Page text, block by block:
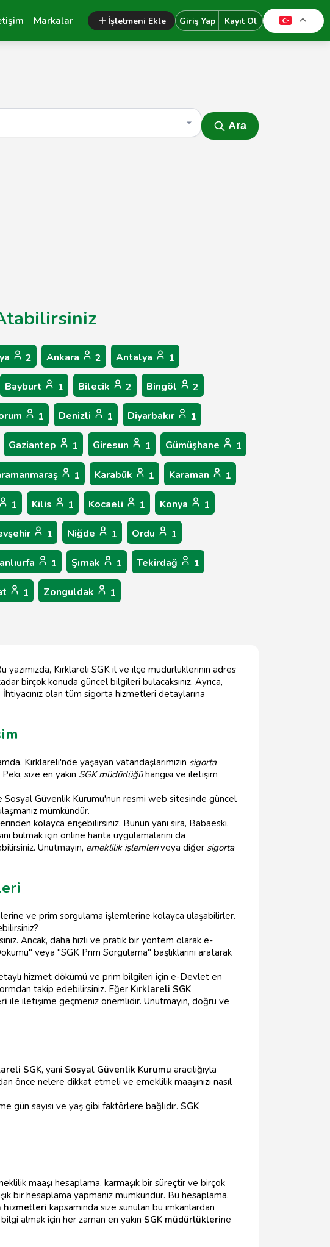
Markalar İşletmeni Ekle Giriş Yap Kayıt Ol
Ara
2 Ankara 2 Antalya 1
Bayburt 1 Bilecik 2 Bingöl 2
1 Denizli 1 Diyarbakır 1
Gaziantep 1 Giresun 1 Gümüşhane 1
1 Karabük 1 Karaman 1
1 Kilis 1 Kocaeli 1 Konya 1
1 Niğde 1 Ordu 1
1 Şırnak 1 Tekirdağ 1
1 Zonguldak 1
Kırklareli SGK il ve ilçe müdürlüklerinin adres
birçok konuda güncel bilgileri bulacaksınız. Ayrıca,
olan tüm sigorta hizmetleri detaylarına
Kırklareli'nde yaşayan vatandaşlarımızın sigorta
size en yakın SGK müdürlüğühangisi ve iletişim
Güvenlik Kurumu'nun resmi web sitesinde güncel
mümkündür.
kolayca erişebilirsiniz. Bunun yanı sıra, Babaeski,
bulmak için online harita uygulamalarını da
Unutmayın, emeklilik işlemleriveya diğer sigorta
ve prim sorgulama işlemlerine kolayca ulaşabilirler.
Ancak, daha hızlı ve pratik bir yöntem olarak e-
veya "SGK Prim Sorgulama" başlıklarını aratarak
hizmet dökümü ve prim bilgileri için e-Devlet en
takip edebilirsiniz. Eğer Kırklareli SGK
ile iletişime geçmeniz önemlidir. Unutmayın, doğru ve
SGK, yani Sosyal Güvenlik Kurumu aracılığıyla
önce nelere dikkat etmeli ve emeklilik maaşınızı nasıl
gün sayısı ve yaş gibi faktörlere bağlıdır. SGK
maaşı hesaplama, karmaşık bir süreçtir ve birçok
bir hesaplama yapmanız mümkündür. Bu hesaplama,
hizmetleri kapsamında size sunulan bu imkanlardan
almak için her zaman en yakın SGK müdürlüklerine